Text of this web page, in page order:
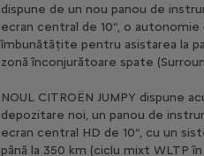
dispune de un nou panou de
ecran central de 10“, o
îmbunătățite pentru asistarea la
zonă înconjurătoare spate
NOUL CITROËN JUMPY dispune
depozitare noi, un panou de
ecran central HD de 10“, cu un
până la 350 km (ciclu mixt WLTP